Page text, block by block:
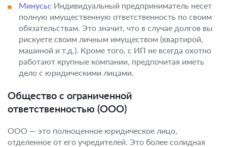
Минусы: Индивидуальный предприниматель несет
полную имущественную ответственность по своим
обязательствам. Это значит, что в случае долгов вы
рискуете своим личным имуществом (квартирой,
машиной и т.д.). Кроме того, с ИП не всегда охотно
работают крупные компании, предпочитая иметь
дело с юридическими лицами.
Общество с ограниченной
ответственностью (ООО)
ООО — это полноценное юридическое лицо,
отделенное от его учредителей. Это более солидная